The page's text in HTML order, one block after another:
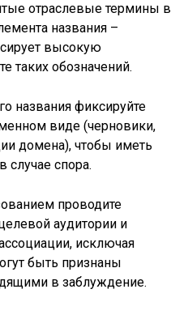
отраслевые термины в
названия –
высокую
таких обозначений.
названия фиксируйте
виде (черновики,
домена), чтобы иметь
случае спора.
проводите
аудитории и
исключая
быть признаны
в заблуждение.